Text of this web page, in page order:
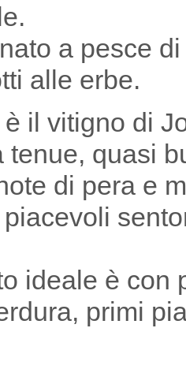
a pesce
alle erbe.
il vitigno di
tenue, quasi
di pera e
ideale è
primi